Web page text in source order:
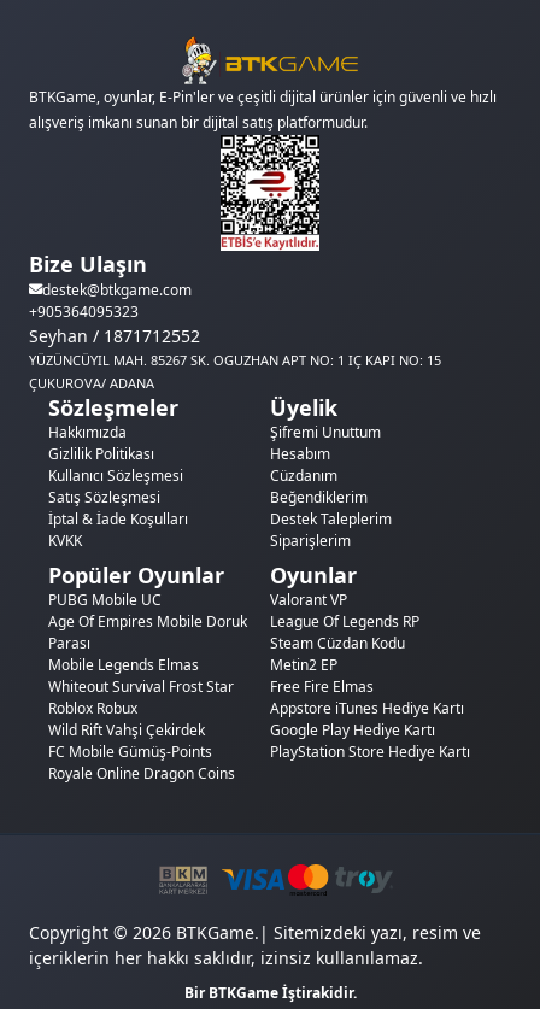
BTKGame, oyunlar, E-Pin'ler ve çeşitli dijital ürünler için güvenli ve hızlı
alışveriş imkanı sunan bir dijital satış platformudur.
Bize Ulaşın
destek@btkgame.com
+905364095323
Seyhan / 1871712552
YÜZÜNCÜYIL MAH. 85267 SK. OGUZHAN APT NO: 1 IÇ KAPI NO: 15
ÇUKUROVA/ ADANA
Sözleşmeler
Hakkımızda
Gizlilik Politikası
Kullanıcı Sözleşmesi
Satış Sözleşmesi
İptal & İade Koşulları
KVKK
Üyelik
Şifremi Unuttum
Hesabım
Cüzdanım
Beğendiklerim
Destek Taleplerim
Siparişlerim
Popüler Oyunlar
PUBG Mobile UC
Age Of Empires Mobile Doruk
Parası
Mobile Legends Elmas
Whiteout Survival Frost Star
Roblox Robux
Wild Rift Vahşi Çekirdek
FC Mobile Gümüş-Points
Royale Online Dragon Coins
Oyunlar
Valorant VP
League Of Legends RP
Steam Cüzdan Kodu
Metin2 EP
Free Fire Elmas
Appstore iTunes Hediye Kartı
Google Play Hediye Kartı
PlayStation Store Hediye Kartı
Copyright © 2026 BTKGame.| Sitemizdeki yazı, resim ve
içeriklerin her hakkı saklıdır, izinsiz kullanılamaz.
Bir BTKGame İştirakidir.